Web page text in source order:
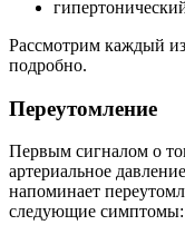
Рассмотрим каждый
подробно.
Переутомление
Первым сигналом о
артериальное
напоминает
следующие симптомы: